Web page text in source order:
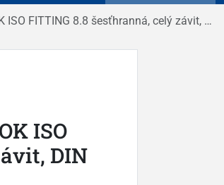
FITTING 8.8 šesťhranná, celý závit, DIN 933
ISO
DIN